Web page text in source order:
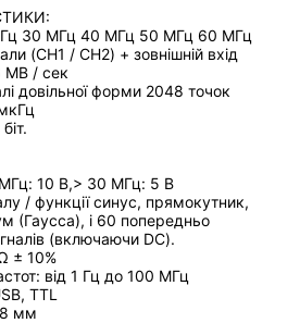
30 МГц 40 МГц 50 МГц 60 МГц
(CH1 / CH2) + зовнішній вхід
МВ / сек
довільної форми 2048 точок
10 В,> 30 МГц: 5 В
/ функції синус, прямокутник,
(Гаусса), і 60 попередньо
(включаючи DC).
± 10%
від 1 Гц до 100 МГц
TTL
мм